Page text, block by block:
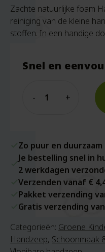
Zachte natuurlijke foam
reiniging van de kleine
stoffen. In een handige
Snel en
Zo puur en
Je bestelling snel in
2 werkdagen
Verzenden vanaf €
Pakket verzending
Gratis verzending
Categorieën: Groene
Handzeep, Schoonmaak